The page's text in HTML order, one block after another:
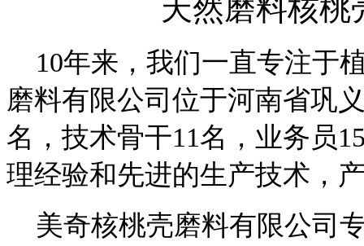
天然磨料核桃
10年来，我们一直专注于
磨料有限公司位于河南省巩
名，技术骨干11名，业务员
理经验和先进的生产技术，
美奇核桃壳磨料有限公司